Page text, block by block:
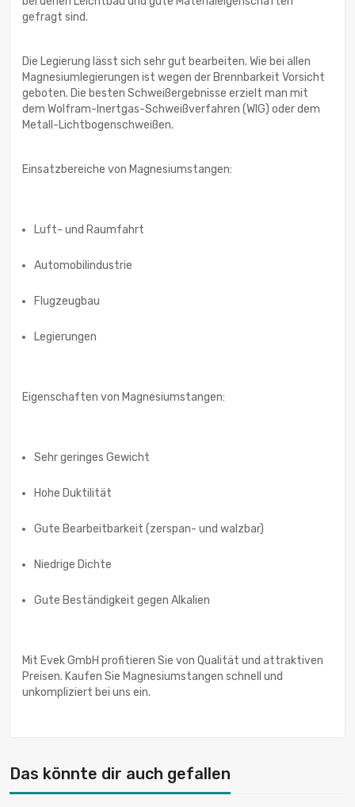
gefragt sind.
Die Legierung lässt sich sehr gut bearbeiten. Wie bei allen
Magnesiumlegierungen ist wegen der Brennbarkeit Vorsicht
geboten. Die besten Schweißergebnisse erzielt man mit
dem Wolfram-Inertgas-Schweißverfahren (WIG) oder dem
Metall-Lichtbogenschweißen.
Einsatzbereiche von Magnesiumstangen:
Luft- und Raumfahrt
Automobilindustrie
Flugzeugbau
Legierungen
Eigenschaften von Magnesiumstangen:
Sehr geringes Gewicht
Hohe Duktilität
Gute Bearbeitbarkeit (zerspan- und walzbar)
Niedrige Dichte
Gute Beständigkeit gegen Alkalien
Mit Evek GmbH profitieren Sie von Qualität und attraktiven
Preisen. Kaufen Sie Magnesiumstangen schnell und
unkompliziert bei uns ein.
Das könnte dir auch gefallen